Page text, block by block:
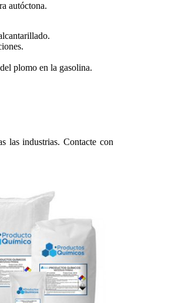
autóctona.
plomo en la gasolina.
las industrias. Contacte con